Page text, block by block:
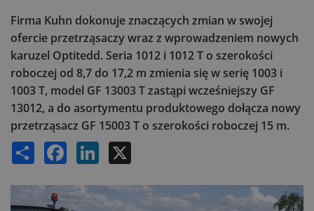
Firma Kuhn dokonuje znaczących zmian w swojej
ofercie przetrząsaczy wraz z wprowadzeniem nowych
karuzel Optitedd. Seria 1012 i 1012 T o szerokości
roboczej od 8,7 do 17,2 m zmienia się w serię 1003 i
1003 T, model GF 13003 T zastąpi wcześniejszy GF
13012, a do asortymentu produktowego dołącza nowy
przetrząsacz GF 15003 T o szerokości roboczej 15 m.
Share Facebook LinkedIn